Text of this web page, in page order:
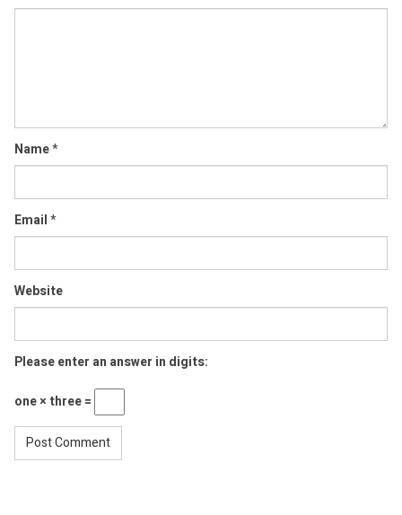
Name*
Email*
Website
Please enter an answer in digits:
one × three =